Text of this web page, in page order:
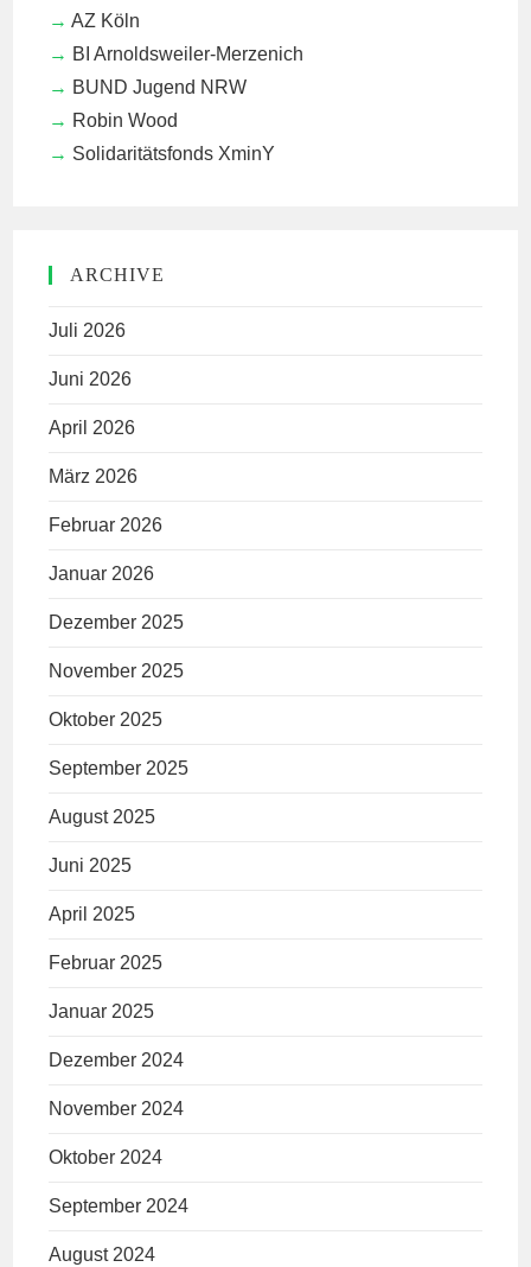
AZ Köln
BI Arnoldsweiler-Merzenich
BUND Jugend NRW
Robin Wood
Solidaritätsfonds XminY
ARCHIVE
Juli 2026
Juni 2026
April 2026
März 2026
Februar 2026
Januar 2026
Dezember 2025
November 2025
Oktober 2025
September 2025
August 2025
Juni 2025
April 2025
Februar 2025
Januar 2025
Dezember 2024
November 2024
Oktober 2024
September 2024
August 2024